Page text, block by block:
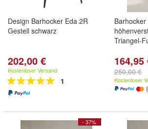
Design Barhocker Eda 2R
Gestell schwarz
202,00 €
Kostenloser Versand
1
Triangel-
164,95
250,00 €
Kostenloser
- 37%